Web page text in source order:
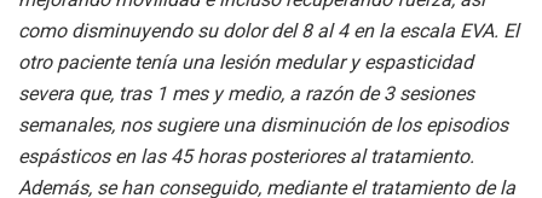
como disminuyendo su dolor del 8 al 4 en la escala EVA. El
otro paciente tenía una lesión medular y espasticidad
severa que, tras 1 mes y medio, a razón de 3 sesiones
semanales, nos sugiere una disminución de los episodios
espásticos en las 4­5 horas posteriores al tratamiento.
Además, se han conseguido, mediante el tratamiento de la